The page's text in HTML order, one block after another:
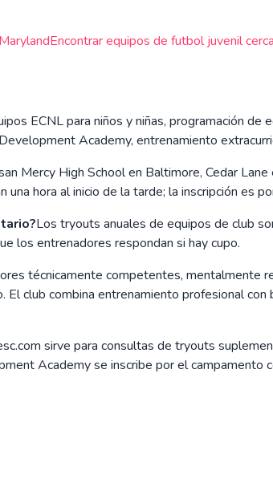
MarylandEncontrar equipos de futbol juvenil
ECNL para niños y niñas, programación
Academy, entrenamiento
Mercy High School en Baltimore, Cedar
hora al inicio de la tarde; la inscripción es
Los tryouts anuales de equipos de club
los entrenadores respondan si hay cupo.
técnicamente competentes, mentalmente
club combina entrenamiento profesional
sirve para consultas de tryouts
Academy se inscribe por el